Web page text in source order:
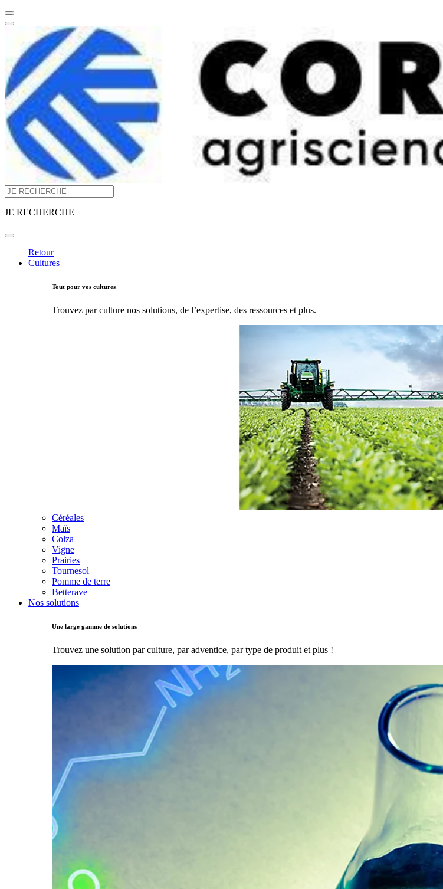
JE RECHERCHE
Retour
Cultures
Tout pour vos cultures
Trouvez par culture nos solutions, de l’expertise, des ressources et plus.
Céréales
Maïs
Colza
Vigne
Prairies
Tournesol
Pomme de terre
Betterave
Nos solutions
Une large gamme de solutions
Trouvez une solution par culture, par adventice, par type de produit et plus !